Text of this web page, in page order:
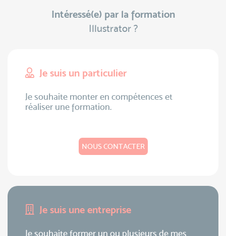
Intéressé(e) par la formation
Illustrator ?
Je suis un particulier
Je souhaite monter en compétences et
réaliser une formation.
NOUS CONTACTER
Je suis une entreprise
Je souhaite former un ou plusieurs de mes